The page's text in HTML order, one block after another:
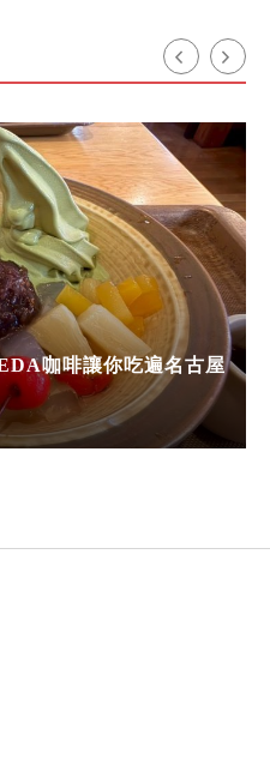
咖啡讓你吃遍名古屋